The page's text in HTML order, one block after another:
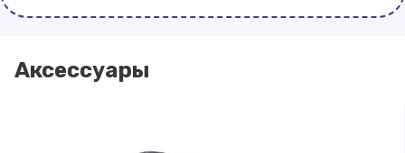
Аксессуары